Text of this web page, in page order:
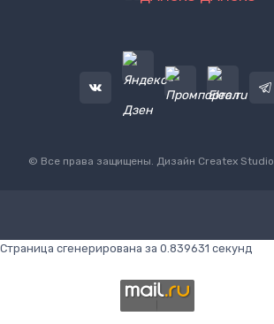
© Все права защищены. Дизайн Createx Studio
Страница сгенерирована за 0.839631 секунд